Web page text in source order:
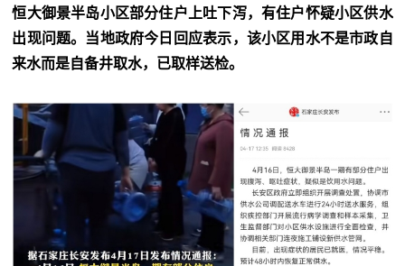
恒大御景半岛小区部分住户上吐下泻，有住户怀疑小区供水
出现问题。当地政府今日回应表示，该小区用水不是市政自
来水而是自备井取水，已取样送检。